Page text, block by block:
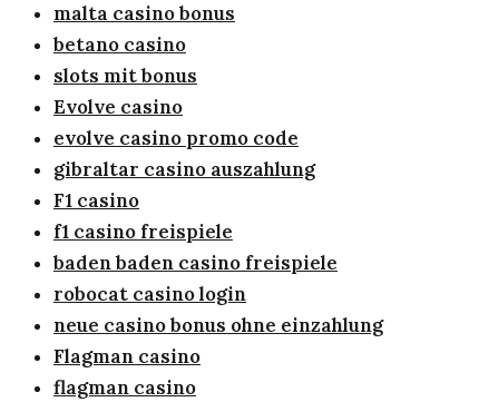
malta casino bonus
betano casino
slots mit bonus
Evolve casino
evolve casino promo code
gibraltar casino auszahlung
F1 casino
f1 casino freispiele
baden baden casino freispiele
robocat casino login
neue casino bonus ohne einzahlung
Flagman casino
flagman casino